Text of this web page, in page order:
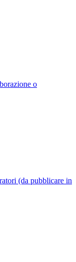
o
(da pubblicare in